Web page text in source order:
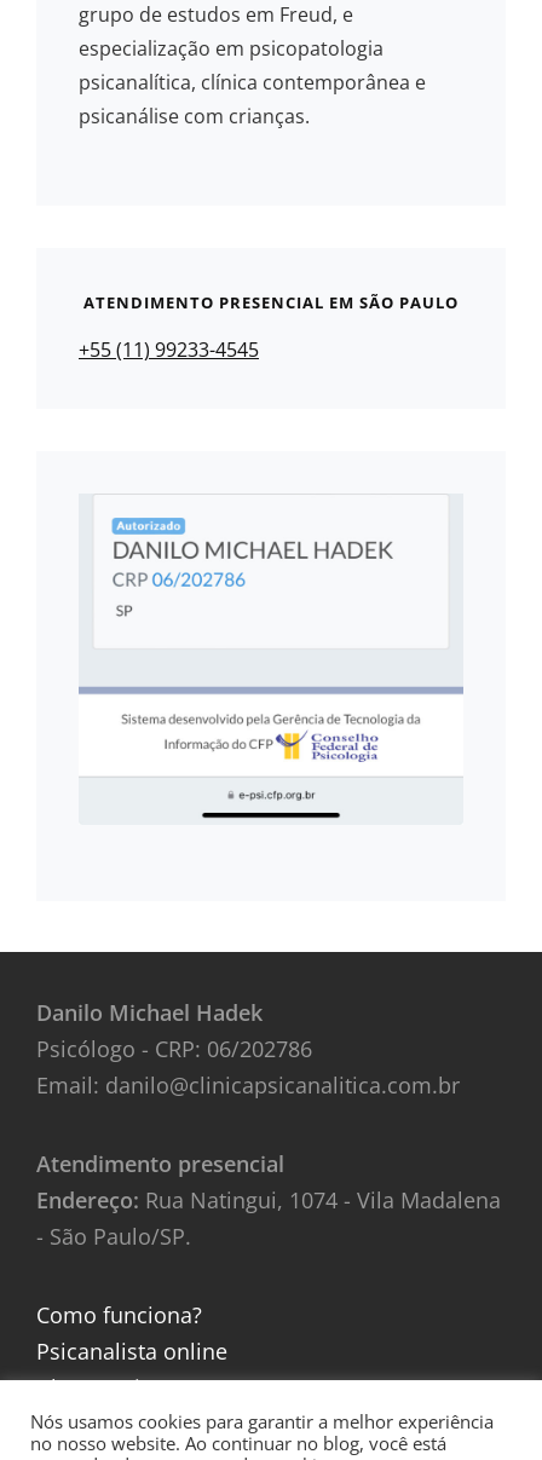
grupo de estudos em Freud, e
especialização em psicopatologia
psicanalítica, clínica contemporânea e
psicanálise com crianças.
ATENDIMENTO PRESENCIAL EM SÃO PAULO
+55 (11) 99233-4545
Danilo Michael Hadek
Psicólogo - CRP: 06/202786
Email: danilo@clinicapsicanalitica.com.br
Atendimento presencial
Endereço: Rua Natingui, 1074 - Vila Madalena
- São Paulo/SP.
Como funciona?
Psicanalista online
Blog e artigos
Nós usamos cookies para garantir a melhor experiência
no nosso website. Ao continuar no blog, você está